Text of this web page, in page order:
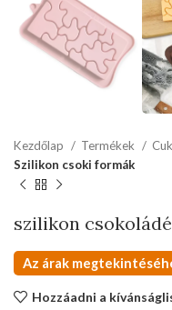
Kezdőlap Termékek
Szilikon csoki formák
szilikon
Az árak
Hozzáadni a